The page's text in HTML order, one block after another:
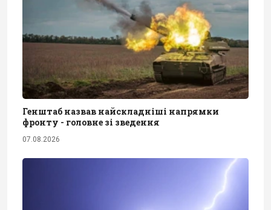
Генштаб назвав найскладніші напрямки
фронту - головне зі зведення
07.08.2026